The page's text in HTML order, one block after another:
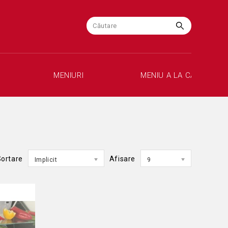
MENIURI MENIU A LA CARTE
Implicit Afisare 9